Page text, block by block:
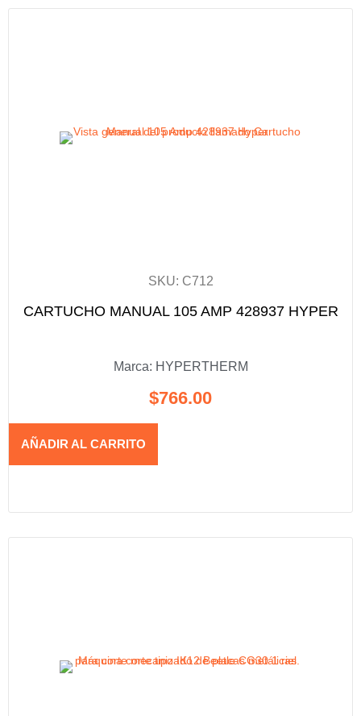
SKU: C712
CARTUCHO MANUAL 105 AMP 428937 HYPER
Marca: HYPERTHERM
$766.00
AÑADIR AL CARRITO